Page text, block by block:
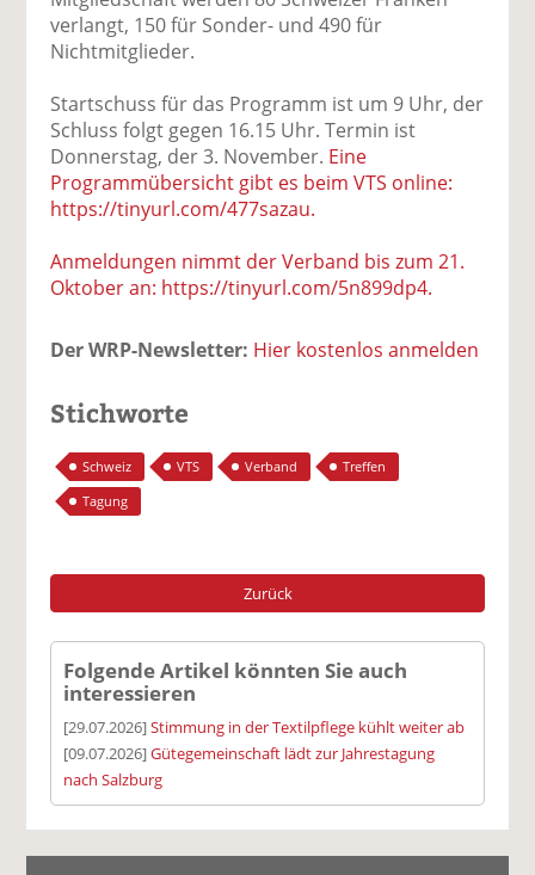
o
o
il
e
n
di
il
e
n
v
d
verlangt, 150 für Sonder- und 490 für
Nichtmitglieder.
Startschuss für das Programm ist um 9 Uhr, der
Schluss folgt gegen 16.15 Uhr. Termin ist
Donnerstag, der 3. November. Eine
Programmübersicht gibt es beim VTS online:
https://tinyurl.com/477sazau.
Anmeldungen nimmt der Verband bis zum 21.
Oktober an: https://tinyurl.com/5n899dp4.
Der WRP-Newsletter: Hier kostenlos anmelden
Stichworte
Schweiz VTS Verband
Treffen
Tagung
Zurück
Folgende Artikel könnten Sie auch
interessieren
[29.07.2026]Stimmung in der Textilpflege kühlt weiter ab
[09.07.2026]Gütegemeinschaft lädt zur Jahrestagung
nach Salzburg